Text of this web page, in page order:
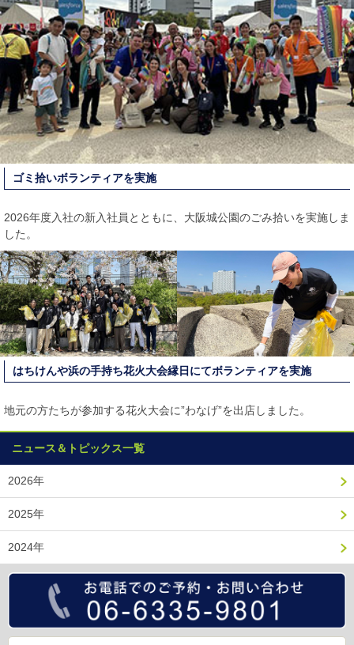
ゴミ拾いボランティアを実施
2026年度入社の新入社員とともに、大阪城公園のごみ拾いを実施しま
した。
はちけんや浜の手持ち花火大会縁日にてボランティアを実施
地元の方たちが参加する花火大会に”わなげ”を出店しました。
ニュース＆トピックス一覧
2026年
2025年
2024年